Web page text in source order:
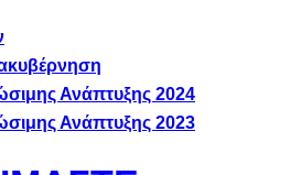
Ανάπτυξης 2024
Ανάπτυξης 2023